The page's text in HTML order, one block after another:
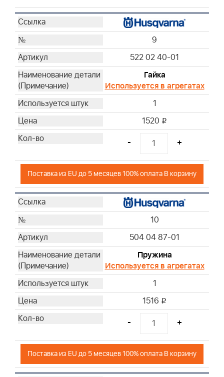
9
522 02 40-01
Гайка
Используется в агрегатах
1
1520 i
- +
Поставка из EU до 5 месяцев 100% оплата В корзину
10
504 04 87-01
Пружина
Используется в агрегатах
1
1516 i
- +
Поставка из EU до 5 месяцев 100% оплата В корзину